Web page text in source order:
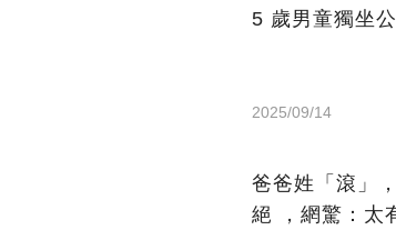
5 歲男童獨坐
2025/09/14
爸爸姓「滾」
絕 ，網驚：太